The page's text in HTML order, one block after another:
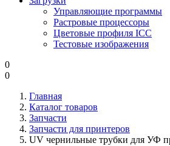
Управляющие программы
Растровые процессоры
Цветовые профиля ICC
Тестовые изображения
0
0
Главная
Каталог товаров
Запчасти
Запчасти для принтеров
UV чернильные трубки для УФ